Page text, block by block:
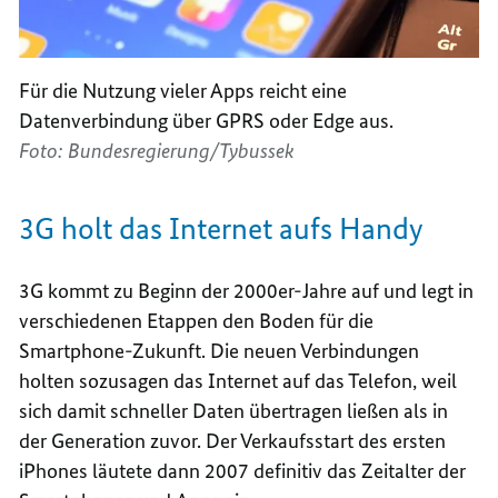
Für die Nutzung vieler Apps reicht eine
Datenverbindung über GPRS oder Edge aus.
Foto: Bundesregierung/Tybussek
3G holt das Internet aufs Handy
3G kommt zu Beginn der 2000er-Jahre auf und legt in
verschiedenen Etappen den Boden für die
Smartphone-Zukunft. Die neuen Verbindungen
holten sozusagen das Internet auf das Telefon, weil
sich damit schneller Daten übertragen ließen als in
der Generation zuvor. Der Verkaufsstart des ersten
iPhones läutete dann 2007 definitiv das Zeitalter der